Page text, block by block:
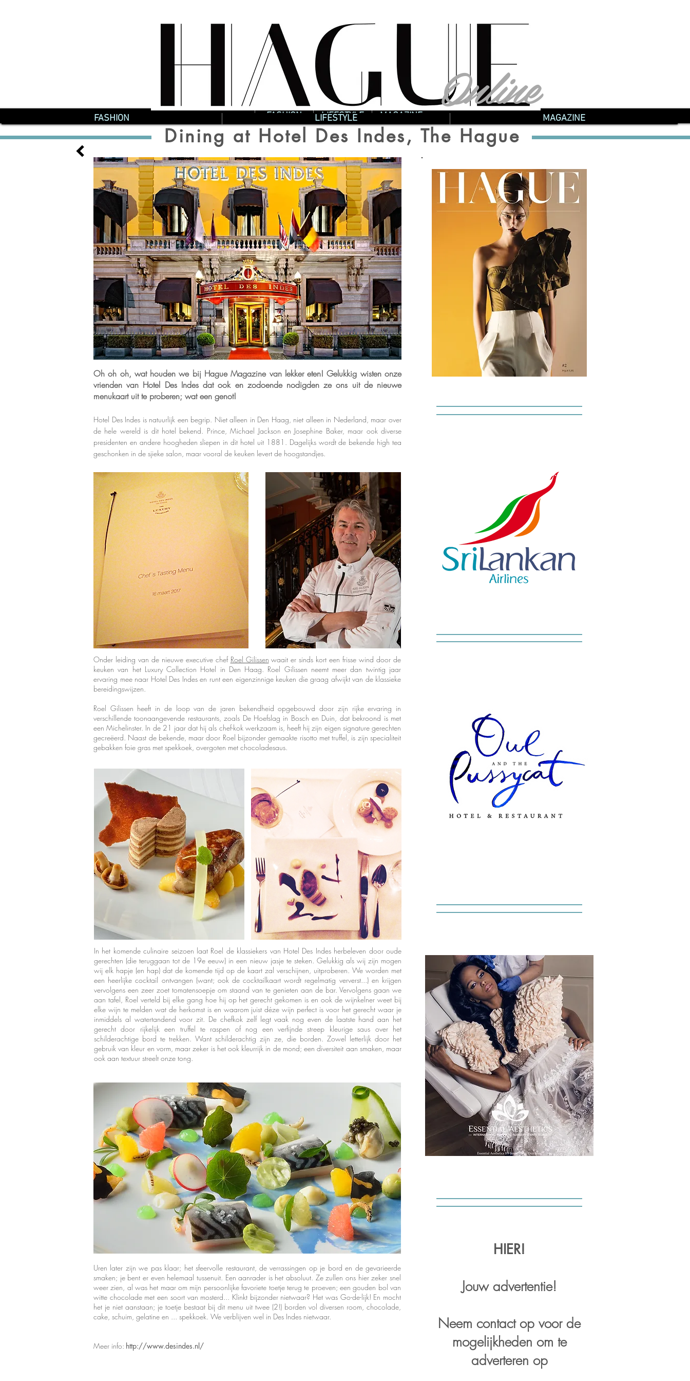
FASHION LIFESTYLE MAGAZINE Online
Oh oh oh, wat houden we bij Hague Magazine van lekker eten! Gelukkig wisten onze
vrienden van Hotel Des Indes dat ook en zodoende nodigden ze ons uit de nieuwe
menukaart uit te proberen; wat een genot!
Hotel Des Indes is natuurlijk een begrip. Niet alleen in Den Haag, niet alleen in Nederland, maar over
de hele wereld is dit hotel bekend. Prince, Michael Jackson en Josephine Baker, maar ook diverse
presidenten en andere hoogheden sliepen in dit hotel uit 1881. Dagelijks wordt de bekende high tea
geschonken in de sjieke salon, maar vooral de keuken levert de hoogstandjes.
Dining at Hotel Des Indes, The Hague
HIER!
Jouw advertentie!
Neem contact op voor de
mogelijkheden om te
adverteren op
Onder leiding van de nieuwe executive chef Roel Gilissen waait er sinds kort een frisse wind door de
keuken van het Luxury Collection Hotel in Den Haag. Roel Gilissen neemt meer dan twintig jaar
ervaring mee naar Hotel Des Indes en runt een eigenzinnige keuken die graag afwijkt van de klassieke
bereidingswijzen.
Roel Gilissen heeft in de loop van de jaren bekendheid opgebouwd door zijn rijke ervaring in
verschillende toonaangevende restaurants, zoals De Hoefslag in Bosch en Duin, dat bekroond is met
een Michelinster. In de 21 jaar dat hij als chef-kok werkzaam is, heeft hij zijn eigen signature gerechten
gecreëerd. Naast de bekende, maar door Roel bijzonder gemaakte risotto met truffel, is zijn specialiteit
gebakken foie gras met spekkoek, overgoten met chocoladesaus.
In het komende culinaire seizoen laat Roel de klassiekers van Hotel Des Indes herbeleven door oude
gerechten (die teruggaan tot de 19e eeuw) in een nieuw jasje te steken. Gelukkig als wij zijn mogen
wij elk hapje (en hap) dat de komende tijd op de kaart zal verschijnen, uitproberen. We worden met
een heerlijke cocktail ontvangen (want; ook de cocktailkaart wordt regelmatig ververst...) en krijgen
vervolgens een zeer zoet tomatensoepje om staand van te genieten aan de bar. Vervolgens gaan we
aan tafel, Roel verteld bij elke gang hoe hij op het gerecht gekomen is en ook de wijnkelner weet bij
elke wijn te melden wat de herkomst is en waarom juist déze wijn perfect is voor het gerecht waar je
inmiddels al watertandend voor zit. De chefkok zelf legt vaak nog even de laatste hand aan het
gerecht door rijkelijk een truffel te raspen of nog een verfijnde streep kleurige saus over het
schilderachtige bord te trekken. Want schilderachtig zijn ze, die borden. Zowel letterlijk door het
gebruik van kleur en vorm, maar zeker is het ook kleurrijk in de mond; een diversiteit aan smaken, maar
ook aan textuur streelt onze tong.
Uren later zijn we pas klaar; het sfeervolle restaurant, de verrassingen op je bord en de gevarieerde
smaken; je bent er even helemaal tussenuit. Een aanrader is het absoluut. Ze zullen ons hier zeker snel
weer zien, al was het maar om mijn persoonlijke favoriete toetje terug te proeven; een gouden bol van
witte chocolade met een soort van mosterd... Klinkt bijzonder nietwaar? Het was Go-de-lijk! En mocht
het je niet aanstaan; je toetje bestaat bij dit menu uit twee (2!) borden vol diversen room, chocolade,
cake, schuim, gelatine en ... spekkoek. We verblijven wel in Des Indes nietwaar.
Meer info: http://www.desindes.nl/
Online
FASHION LIFESTYLE MAGAZINE